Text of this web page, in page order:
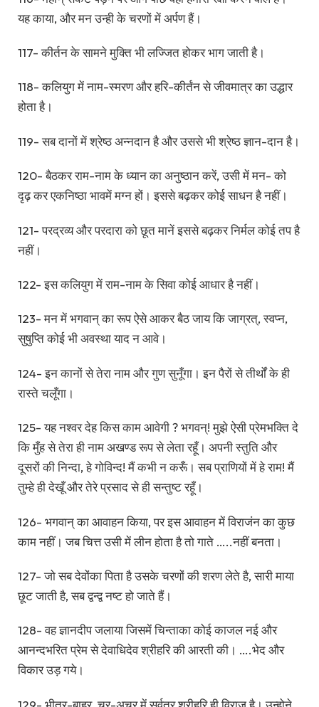
यह काया, और मन उन्ही के चरणों में अर्पण हैं।
117- कीर्तन के सामने मुक्ति भी लज्जित होकर भाग जाती है।
118- कलियुग में नाम-स्मरण और हरि-कीर्तंन से जीवमात्र का उद्धार
होता है।
119- सब दानों में श्रेष्ठ अन्नदान है और उससे भी श्रेष्ठ ज्ञान-दान है।
120- बैठकर राम-नाम के ध्यान का अनुष्ठान करें, उसी में मन- को
दृढ़ कर एकनिष्ठा भावमें मग्न हों। इससे बढ़कर कोई साधन है नहीं।
121- परद्रव्य और परदारा को छूत मानें इससे बढ़कर निर्मल कोई तप है
नहीं।
122- इस कलियुग में राम-नाम के सिवा कोई आधार है नहीं।
123- मन में भगवान् का रूप ऐसे आकर बैठ जाय कि जाग्रत्, स्वप्न,
सुषुप्ति कोई भी अवस्था याद न आवे।
124- इन कानों से तेरा नाम और गुण सुनूँगा। इन पैरों से तीर्थों के ही
रास्ते चलूँगा।
125- यह नश्वर देह किस काम आवेगी ? भगवन्! मुझे ऐसी प्रेमभक्ति दे
कि मुँह से तेरा ही नाम अखण्ड रूप से लेता रहूँ। अपनी स्तुति और
दूसरों की निन्दा, हे गोविन्द! मैं कभी न करूँ। सब प्राणियों में हे राम! मैं
तुम्हे ही देखूँ और तेरे प्रसाद से ही सन्तुष्ट रहूँ।
126- भगवान् का आवाहन किया, पर इस आवाहन में विराजंन का कुछ
काम नहीं। जब चित्त उसी में लीन होता है तो गाते …..नहीं बनता।
127- जो सब देवोंका पिता है उसके चरणों की शरण लेते है, सारी माया
छूट जाती है, सब द्वन्द्व नष्ट हो जाते हैं।
128- वह ज्ञानदीप जलाया जिसमें चिन्ताका कोई काजल नई और
आनन्दभरित प्रेम से देवाधिदेव श्रीहरि की आरती की। ….भेद और
विकार उड़ गये।